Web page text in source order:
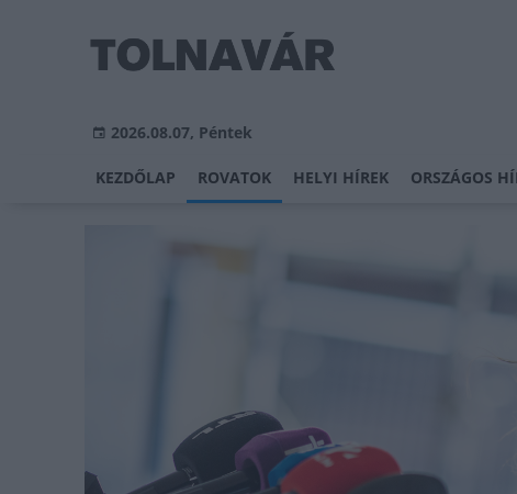
2026.08.07, Péntek
KEZDŐLAP ROVATOK HELYI HÍREK ORSZÁGOS